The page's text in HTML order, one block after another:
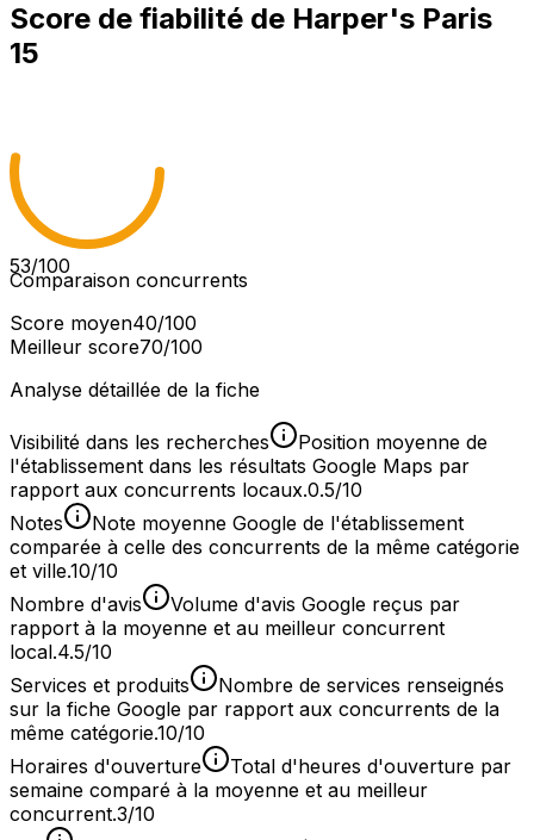
Score de fiabilité de Harper's Paris
15
53/100
Comparaison concurrents
Score moyen40/100
Meilleur score70/100
Analyse détaillée de la fiche
Visibilité dans les recherches
Position moyenne de
l'établissement dans les résultats Google Maps par
rapport aux concurrents locaux.0.5/10
Notes
Note moyenne Google de l'établissement
comparée à celle des concurrents de la même catégorie
et ville.10/10
Nombre d'avis
Volume d'avis Google reçus par
rapport à la moyenne et au meilleur concurrent
local.4.5/10
Services et produits
Nombre de services renseignés
sur la fiche Google par rapport aux concurrents de la
même catégorie.10/10
Horaires d'ouverture
Total d'heures d'ouverture par
semaine comparé à la moyenne et au meilleur
concurrent.3/10